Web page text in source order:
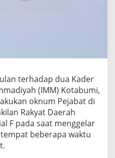
terhadap dua Kader
(IMM) Kotabumi,
oknum Pejabat di
Rakyat Daerah
F pada saat menggelar
beberapa waktu